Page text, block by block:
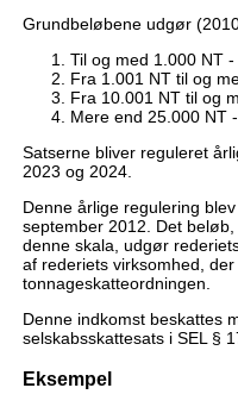
Grundbeløbene udgør
Til og med 1.000 NT
Fra 1.001 NT til og
Fra 10.001 NT til og
Mere end 25.000 NT
Satserne bliver reguleret
2023 og 2024.
Denne årlige regulering
september 2012. Det
denne skala, udgør
af rederiets virksomhed,
tonnageskatteordningen.
Denne indkomst beskattes
selskabsskattesats i SEL §
Eksempel